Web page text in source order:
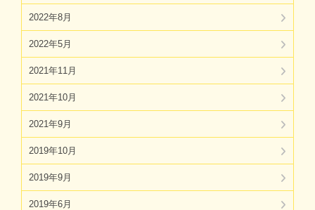
2022年8月
2022年5月
2021年11月
2021年10月
2021年9月
2019年10月
2019年9月
2019年6月